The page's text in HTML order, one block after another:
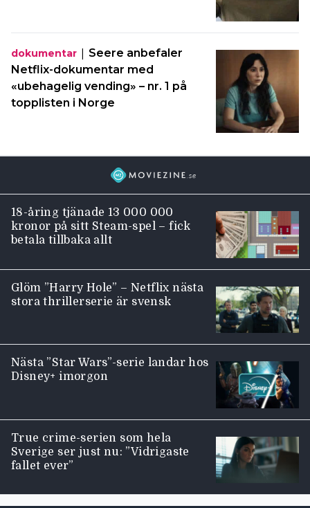
dokumentar | Seere anbefaler
Netflix-dokumentar med
«ubehagelig vending» – nr. 1 på
topplisten i Norge
18-åring tjänade 13 000 000
kronor på sitt Steam-spel – fick
betala tillbaka allt
Glöm ”Harry Hole” – Netflix nästa
stora thrillerserie är svensk
Nästa ”Star Wars”-serie landar hos
Disney+ imorgon
True crime-serien som hela
Sverige ser just nu: ”Vidrigaste
fallet ever”